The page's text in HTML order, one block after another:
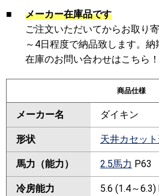
■
メーカー在庫品です
ご注文いただいてからお取り
～4日程度で納品致します。納
在庫のお問い合わせはこちら！
商品仕様
メーカー名 ダイキン
形状 天井カセッ
馬力（能力） 2.5馬力 P63
冷房能力 5.6 (1.4～6.3)